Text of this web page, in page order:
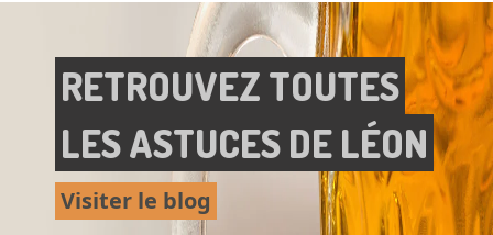
RETROUVEZ TOUTES
LES ASTUCES DE LÉON
Visiter le blog